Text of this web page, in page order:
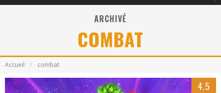
Star Fox
ARCHIVÉ
COMBAT
Accueil combat
4.5